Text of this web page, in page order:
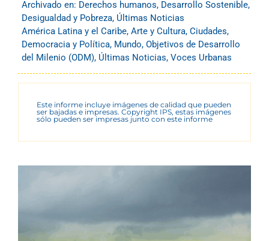
Archivado en: Derechos humanos, Desarrollo Sostenible,
Desigualdad y Pobreza, Últimas Noticias
América Latina y el Caribe, Arte y Cultura, Ciudades,
Democracia y Política, Mundo, Objetivos de Desarrollo
del Milenio (ODM), Últimas Noticias, Voces Urbanas
Este informe incluye imágenes de calidad que pueden
ser bajadas e impresas. Copyright IPS, estas imágenes
sólo pueden ser impresas junto con este informe